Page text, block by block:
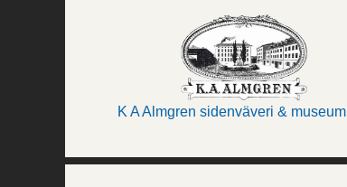
K A Almgren sidenväveri & museum